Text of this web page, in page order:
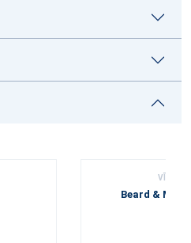
Beard &